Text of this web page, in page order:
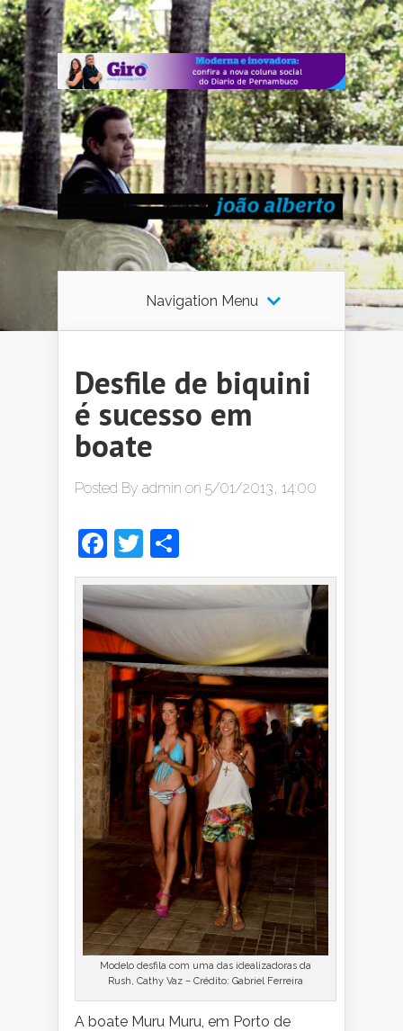
Navigation Menu
Desfile de biquini
é sucesso em
boate
Posted By admin on 5/01/2013, 14:00
Facebook
Twitter
Modelo desfila com uma das idealizadoras da
Rush, Cathy Vaz – Crédito: Gabriel Ferreira
A boate Muru Muru, em Porto de